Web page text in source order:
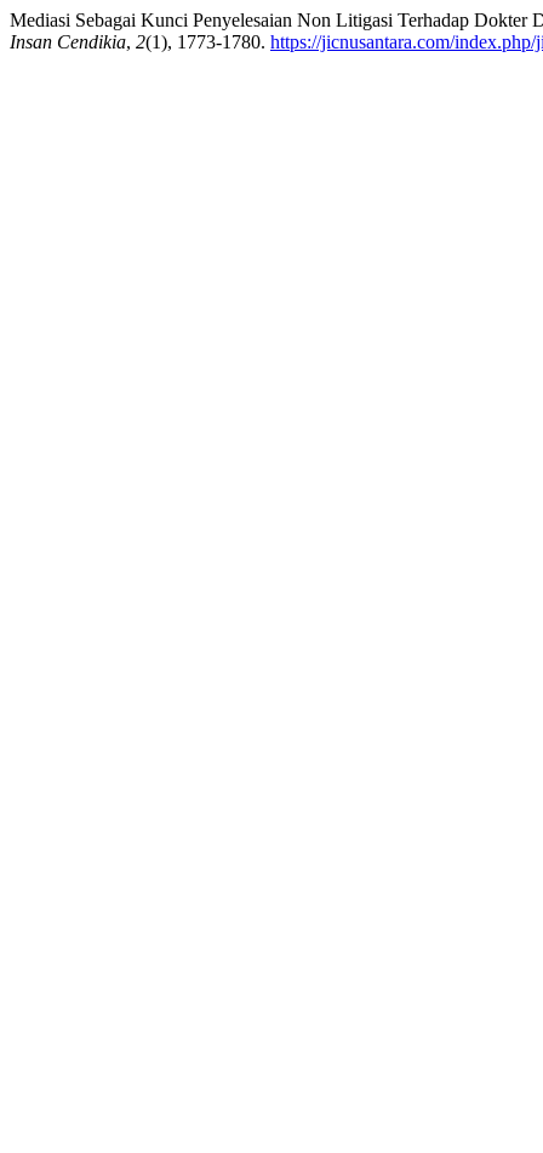
Mediasi Sebagai Kunci Penyelesaian Non Litigasi Terhadap
Insan Cendikia, 2(1), 1773-1780. https://jicnusantara.com/